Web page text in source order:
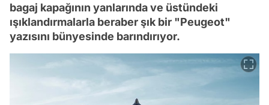
bagaj kapağının yanlarında ve üstündeki
ışıklandırmalarla beraber şık bir "Peugeot"
yazısını bünyesinde barındırıyor.